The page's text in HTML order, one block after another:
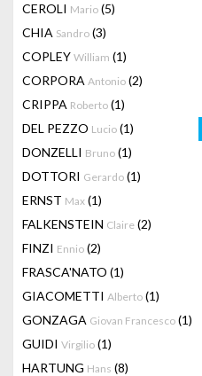
CEROLI Mario (5)
CHIA Sandro (3)
COPLEY William (1)
CORPORA Antonio (2)
CRIPPA Roberto (1)
DEL PEZZO Lucio (1)
DONZELLI Bruno (1)
DOTTORI Gerardo (1)
ERNST Max (1)
FALKENSTEIN Claire (2)
FINZI Ennio (2)
FRASCA'NATO (1)
GIACOMETTI Alberto (1)
GONZAGA Giovan Francesco (1)
GUIDI Virgilio (1)
HARTUNG Hans (8)